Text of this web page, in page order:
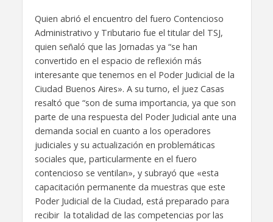
Quien abrió el encuentro del fuero Contencioso
Administrativo y Tributario fue el titular del TSJ,
quien señaló que las Jornadas ya “se han
convertido en el espacio de reflexión más
interesante que tenemos en el Poder Judicial de la
Ciudad Buenos Aires». A su turno, el juez Casas
resaltó que “son de suma importancia, ya que son
parte de una respuesta del Poder Judicial ante una
demanda social en cuanto a los operadores
judiciales y su actualización en problemáticas
sociales que, particularmente en el fuero
contencioso se ventilan», y subrayó que «esta
capacitación permanente da muestras que este
Poder Judicial de la Ciudad, está preparado para
recibir la totalidad de las competencias por las